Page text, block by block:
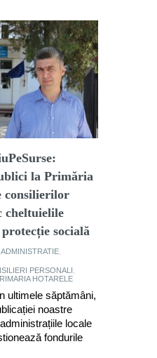
la Primăria
consilierilor
cheltuielile
socială
ADMINISTRATIE
PERSONALI
HOTARELE
ultimele săptămâni,
noastre
locale
fondurile